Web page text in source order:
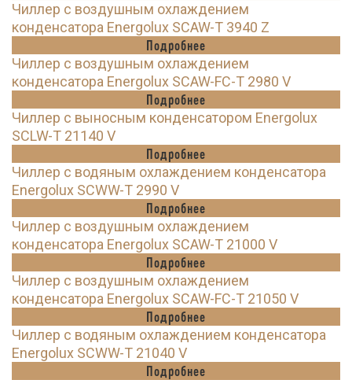
Чиллер с воздушным охлаждением
конденсатора Energolux SCAW-T 3940 Z
Подробнее
Чиллер с воздушным охлаждением
конденсатора Energolux SCAW-FC-T 2980 V
Подробнее
Чиллер с выносным конденсатором Energolux
SCLW-T 21140 V
Подробнее
Чиллер с водяным охлаждением конденсатора
Energolux SCWW-T 2990 V
Подробнее
Чиллер с воздушным охлаждением
конденсатора Energolux SCAW-T 21000 V
Подробнее
Чиллер с воздушным охлаждением
конденсатора Energolux SCAW-FC-T 21050 V
Подробнее
Чиллер с водяным охлаждением конденсатора
Energolux SCWW-T 21040 V
Подробнее